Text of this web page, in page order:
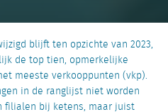
blijft ten opzichte van 2023,
de top tien, opmerkelijke
meeste verkooppunten (vkp).
in de ranglijst niet worden
filialen bij ketens, maar juist